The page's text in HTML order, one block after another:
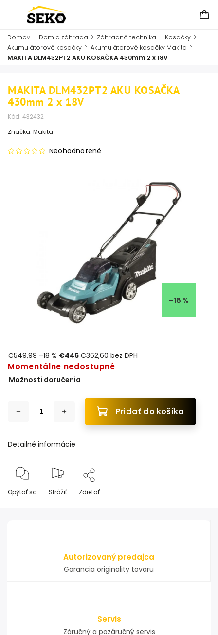
Domov / Dom a záhrada / Záhradná technika / Kosačky /
Akumulátorové kosačky / Akumulátorové kosačky Makita /
MAKITA DLM432PT2 AKU KOSAČKA 430mm 2 x 18V
MAKITA DLM432PT2 AKU KOSAČKA
430mm 2 x 18V
Kód: 432432
Neohodnotené
Značka: Makita
–18 %
€549,99 –18 % €446€362,60 bez DPH
Momentálne nedostupné
Možnosti doručenia
Pridať do košíka
Detailné informácie
Opýtať sa Strážiť Zdieľať
Autorizovaný predajca
Garancia originality tovaru
Servis
Záručný a pozáručný servis